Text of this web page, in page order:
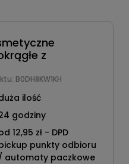
z
B0DH8KW1KH
ilość
godziny
12,95 zł - DPD
punkty odbioru
automaty paczkowe